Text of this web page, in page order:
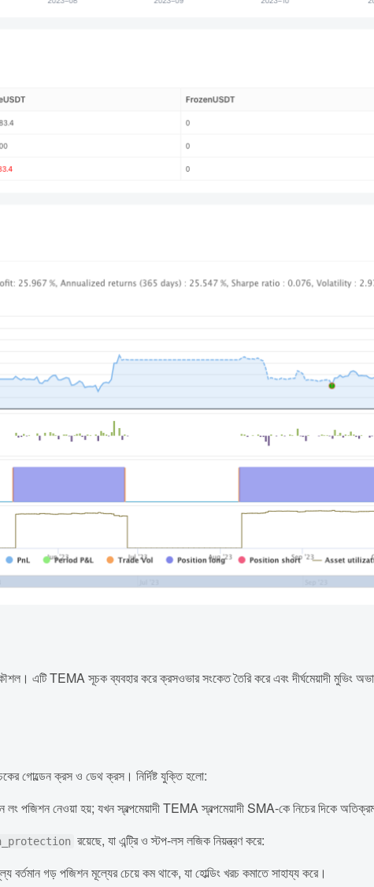
এটি TEMA সূচক ব্যবহার করে ক্রসওভার সংকেত তৈরি করে এবং দীর্ঘমেয়াদী মুভিং
গোল্ডেন ক্রস ও ডেথ ক্রস। নির্দিষ্ট যুক্তি হলো:
পজিশন নেওয়া হয়; যখন স্বল্পমেয়াদী TEMA স্বল্পমেয়াদী SMA-কে নিচের দিকে
রয়েছে, যা এন্ট্রি ও স্টপ-লস লজিক নিয়ন্ত্রণ করে:
গড় পজিশন মূল্যের চেয়ে কম থাকে, যা হোল্ডিং খরচ কমাতে সাহায্য করে।